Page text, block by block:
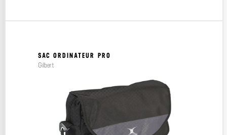
SAC ORDINATEUR PRO
Gilbert